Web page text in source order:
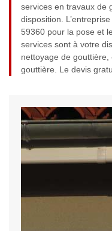
services en travaux de
disposition.
59360 pour la pose et
services sont à votre
nettoyage de
gouttière. Le devis